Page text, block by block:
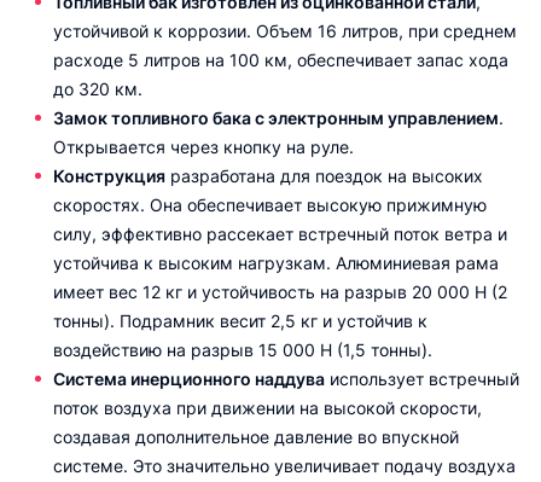
устойчивой к коррозии. Объем 16 литров, при среднем
расходе 5 литров на 100 км, обеспечивает запас хода
до 320 км.
Замок топливного бака с электронным управлением.
Открывается через кнопку на руле.
Конструкция разработана для поездок на высоких
скоростях. Она обеспечивает высокую прижимную
силу, эффективно рассекает встречный поток ветра и
устойчива к высоким нагрузкам. Алюминиевая рама
имеет вес 12 кг и устойчивость на разрыв 20 000 Н (2
тонны). Подрамник весит 2,5 кг и устойчив к
воздействию на разрыв 15 000 H (1,5 тонны).
Система инерционного наддува использует встречный
поток воздуха при движении на высокой скорости,
создавая дополнительное давление во впускной
системе. Это значительно увеличивает подачу воздуха